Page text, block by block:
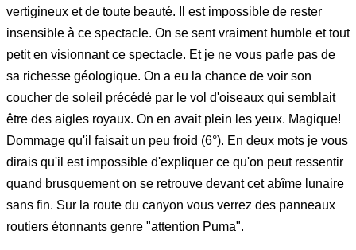
vertigineux et de toute beauté. Il est impossible de rester
insensible à ce spectacle. On se sent vraiment humble et tout
petit en visionnant ce spectacle. Et je ne vous parle pas de
sa richesse géologique. On a eu la chance de voir son
coucher de soleil précédé par le vol d'oiseaux qui semblait
être des aigles royaux. On en avait plein les yeux. Magique!
Dommage qu'il faisait un peu froid (6°). En deux mots je vous
dirais qu'il est impossible d'expliquer ce qu'on peut ressentir
quand brusquement on se retrouve devant cet abîme lunaire
sans fin. Sur la route du canyon vous verrez des panneaux
routiers étonnants genre "attention Puma".